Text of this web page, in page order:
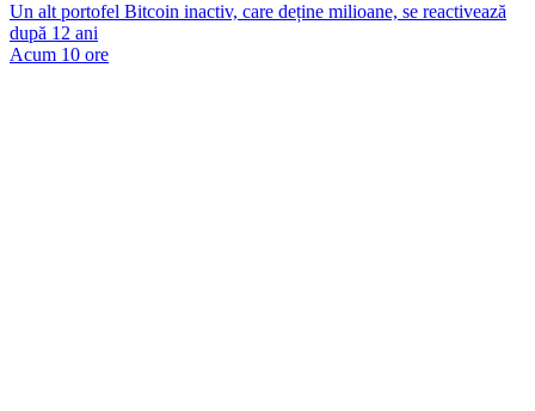
Un alt portofel Bitcoin inactiv, care deține milioane, se reactivează
după 12 ani
Acum 10 ore